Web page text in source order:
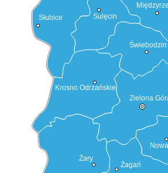
Żary
Żagań
Zielona
Krosno Odrzańskie
Świebodzin
Sulęcin
Słubice